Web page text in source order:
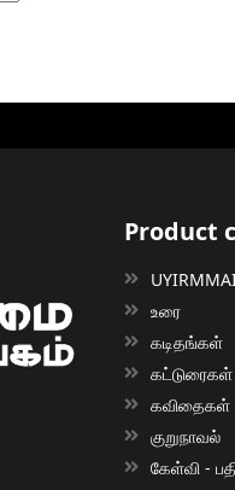
Product
உரை
கடிதங்கள்
கட்டுரைகள்
கவிதைகள்
குறுநாவல்
கேள்வி -